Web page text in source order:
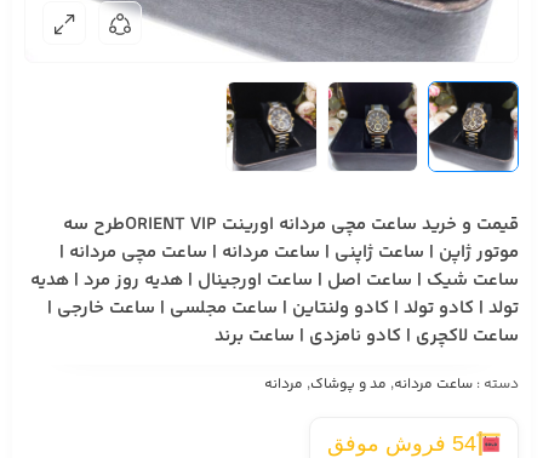
قیمت و خرید ساعت مچی مردانه اورینت ORIENT VIPطرح سه
موتور ژاپن | ساعت ژاپنی | ساعت مردانه | ساعت مچی مردانه |
ساعت شیک | ساعت اصل | ساعت اورجینال | هدیه روز مرد | هدیه
تولد | کادو تولد | کادو ولنتاین | ساعت مجلسی | ساعت خارجی |
ساعت لاکچری | کادو نامزدی | ساعت برند
دسته : ساعت مردانه, مد و پوشاک, مردانه
54 فروش موفق